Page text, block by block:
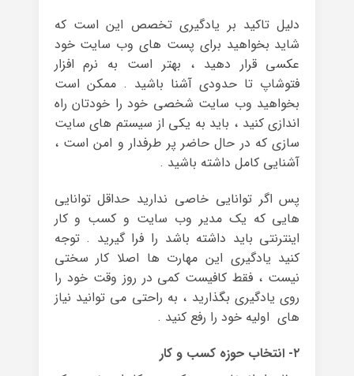
دلیل تاکید بر یادگیری تخصص این است که
شاید بخواهید برای پست های وب سایت خود
عکسی قرار دهید ، بهتر است به نرم افزار
فتوشاپ تا حدودی آشنا باشید . ممکن است
بخواهید وب سایت شخصی خود را خودتان راه
اندازی کنید ، باید به یکی از سیستم های سایت
سازی که در حال حاضر پر طرفدار و امن است ،
آشنایی کامل داشته باشید .
پس اگر توانایی خاصی ندارید حداقل توانایی
هایی که یک مدیر وب سایت و کسب و کار
اینترنتی باید داشته باشد را فرا گیرید . توجه
کنید یادگیری این مهارت ها اصلا کار سختی
نیست ، فقط کافیست کمی در روز وقت خود را
روی یادگیری بگذارید ، به راحتی می توانید نیاز
های اولیه خود را رفع کنید .
۲- انتخاب حوزه کسب و کار